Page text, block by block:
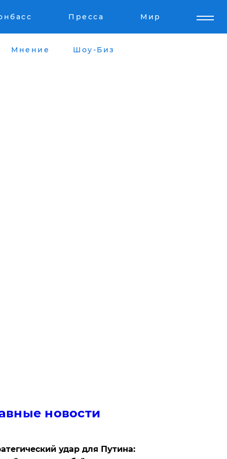
Пресса Мир
Мнение Шоу-Биз
новости
удар для Путина: